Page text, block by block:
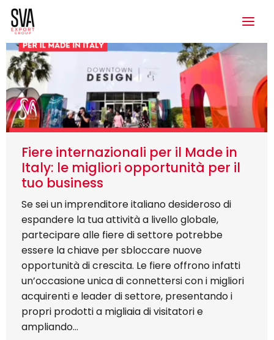
Fiere internazionali per il Made in
Italy: le migliori opportunità per il
tuo business
Se sei un imprenditore italiano desideroso di
espandere la tua attività a livello globale,
partecipare alle fiere di settore potrebbe
essere la chiave per sbloccare nuove
opportunità di crescita. Le fiere offrono infatti
un’occasione unica di connettersi con i migliori
acquirenti e leader di settore, presentando i
propri prodotti a migliaia di visitatori e
ampliando…